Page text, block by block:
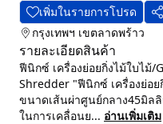
เพิ่มในรายการโปรด
กรุงเทพฯ เขตลาดพร้าว
รายละเอียดสินค้า
ฟีนิกซ์ เครื่องย่อยกิ่งไม้ใบไม้/
Shredder "ฟีนิกซ์ เครื่องย่อย
ขนาดเส้นผ่าศูนย์กลาง45มิล
ในการเคลื่อนย... อ่านเพิ่มเติม